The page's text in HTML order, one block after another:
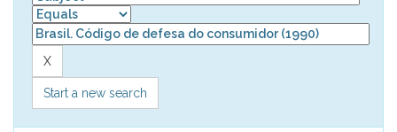
Start a new search